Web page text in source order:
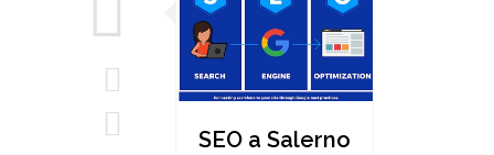
SEO a Salerno